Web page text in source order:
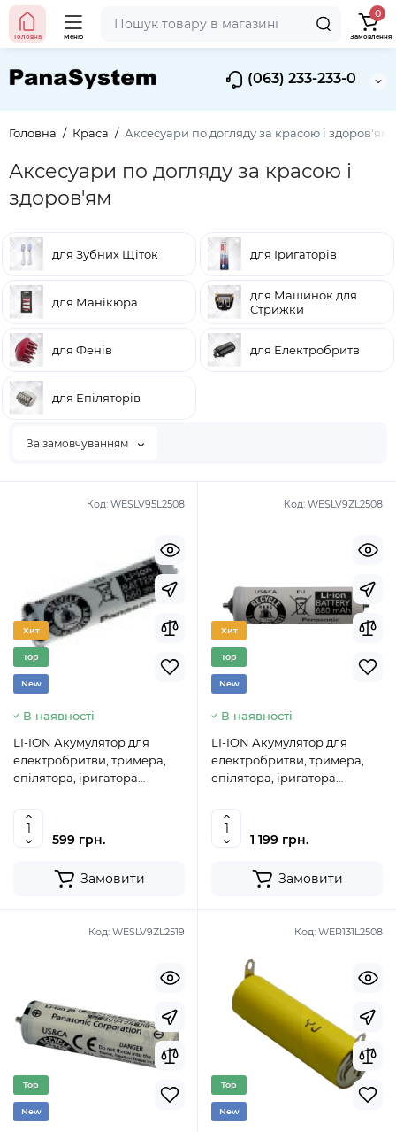
(063) 233-233-0
Головна Меню
0
Замовлення
Головна Краса Аксесуари по догляду за красою і здоров'ям
Аксесуари по догляду за красою і
здоров'ям
для Зубних Щіток для Іригаторів
для Манікюра
для Машинок для
Стрижки
для Фенів для Електробритв
для Епіляторів
За замовчуванням
Код: WESLV95L2508
Хит
Top
New
В наявності
LI-ION Акумулятор для
електробритви, тримера,
епілятора, іригатора
599 грн.
Замовити
Код: WESLV9ZL2508
Хит
Top
New
В наявності
LI-ION Акумулятор для
електробритви, тримера,
епілятора, іригатора
1 199 грн.
Замовити
Код: WESLV9ZL2519
Top
New
Код: WER131L2508
Top
New